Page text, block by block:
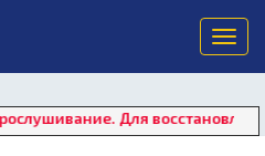
Для восстановления